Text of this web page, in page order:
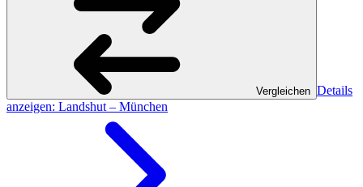
Vergleichen Details
anzeigen: Landshut – München